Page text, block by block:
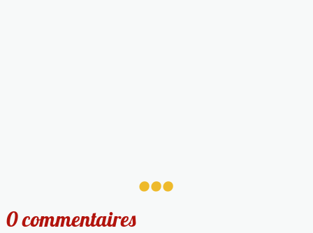
...
0 commentaires